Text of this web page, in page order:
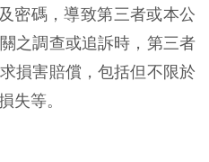
密碼，導致第三者或本公
之調查或追訴時，第三者
損害賠償，包括但不限於
失等。